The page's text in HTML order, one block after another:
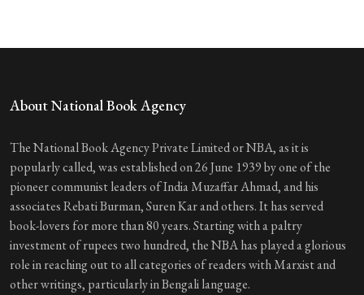
About National Book Agency
The National Book Agency Private Limited or NBA, as it is
popularly called, was established on 26 June 1939 by one of the
pioneer communist leaders of India Muzaffar Ahmad, and his
associates Rebati Burman, Suren Kar and others. It has served
book-lovers for more than 80 years. Starting with a paltry
investment of rupees two hundred, the NBA has played a glorious
role in reaching out to all categories of readers with Marxist and
other writings, particularly in Bengali language.